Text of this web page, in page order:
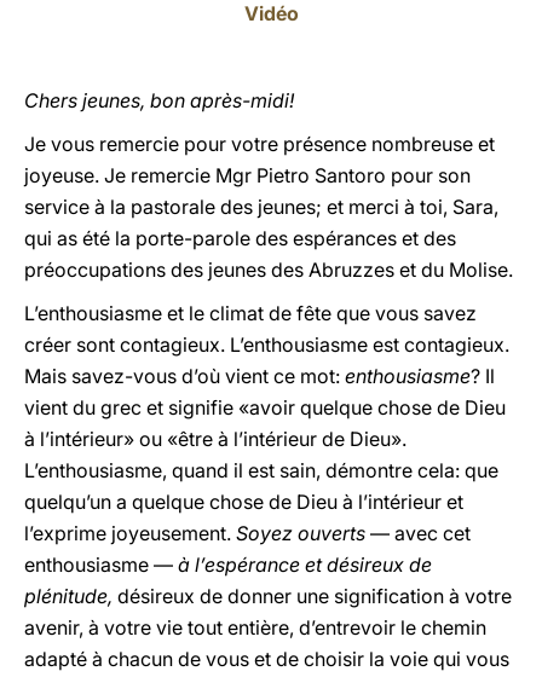
Vidéo
Chers jeunes, bon après-midi!
Je vous remercie pour votre présence nombreuse et
joyeuse. Je remercie Mgr Pietro Santoro pour son
service à la pastorale des jeunes; et merci à toi, Sara,
qui as été la porte-parole des espérances et des
préoccupations des jeunes des Abruzzes et du Molise.
L’enthousiasme et le climat de fête que vous savez
créer sont contagieux. L’enthousiasme est contagieux.
Mais savez-vous d’où vient ce mot: enthousiasme? Il
vient du grec et signifie «avoir quelque chose de Dieu
à l’intérieur» ou «être à l’intérieur de Dieu».
L’enthousiasme, quand il est sain, démontre cela: que
quelqu’un a quelque chose de Dieu à l’intérieur et
l’exprime joyeusement. Soyez ouverts — avec cet
enthousiasme — à l’espérance et désireux de
plénitude, désireux de donner une signification à votre
avenir, à votre vie tout entière, d’entrevoir le chemin
adapté à chacun de vous et de choisir la voie qui vous